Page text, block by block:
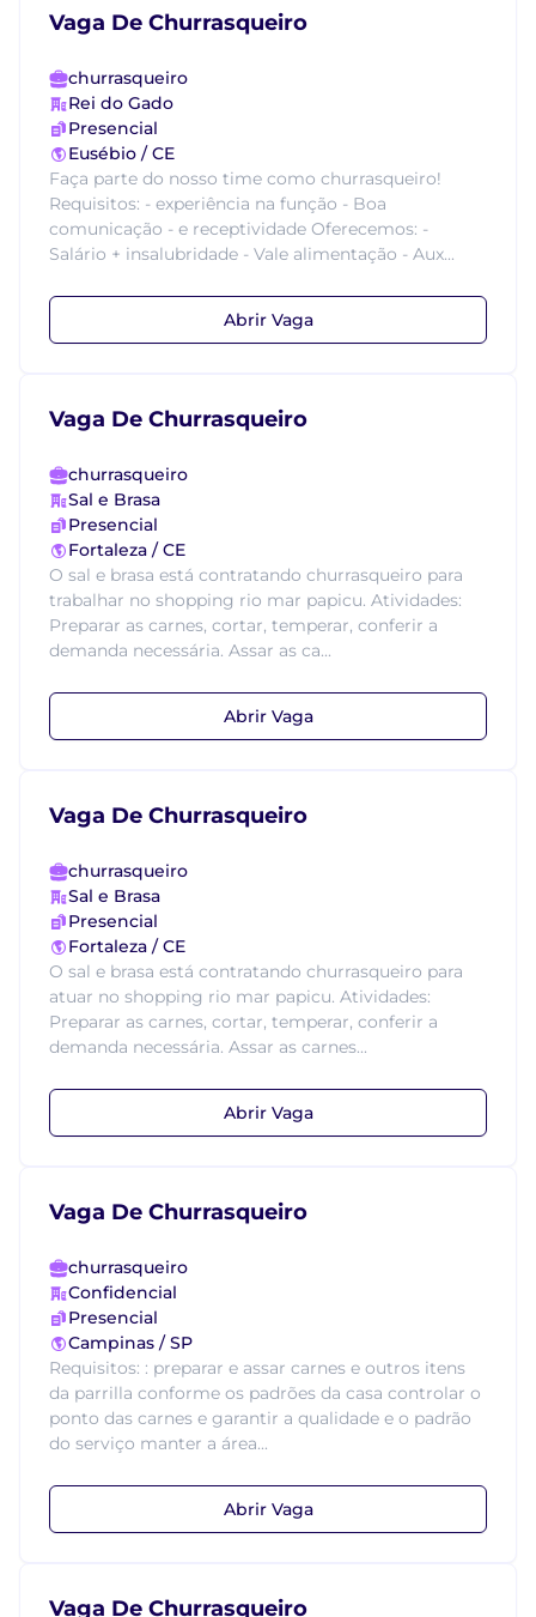
Vaga De Churrasqueiro
churrasqueiro
Rei do Gado
Presencial
Eusébio / CE
Faça parte do nosso time como churrasqueiro!
Requisitos: - experiência na função - Boa
comunicação - e receptividade Oferecemos: -
Salário + insalubridade - Vale alimentação - Aux...
Abrir Vaga
Vaga De Churrasqueiro
churrasqueiro
Sal e Brasa
Presencial
Fortaleza / CE
O sal e brasa está contratando churrasqueiro para
trabalhar no shopping rio mar papicu. Atividades:
Preparar as carnes, cortar, temperar, conferir a
demanda necessária. Assar as ca...
Abrir Vaga
Vaga De Churrasqueiro
churrasqueiro
Sal e Brasa
Presencial
Fortaleza / CE
O sal e brasa está contratando churrasqueiro para
atuar no shopping rio mar papicu. Atividades:
Preparar as carnes, cortar, temperar, conferir a
demanda necessária. Assar as carnes...
Abrir Vaga
Vaga De Churrasqueiro
churrasqueiro
Confidencial
Presencial
Campinas / SP
Requisitos: : preparar e assar carnes e outros itens
da parrilla conforme os padrões da casa controlar o
ponto das carnes e garantir a qualidade e o padrão
do serviço manter a área...
Abrir Vaga
Vaga De Churrasqueiro